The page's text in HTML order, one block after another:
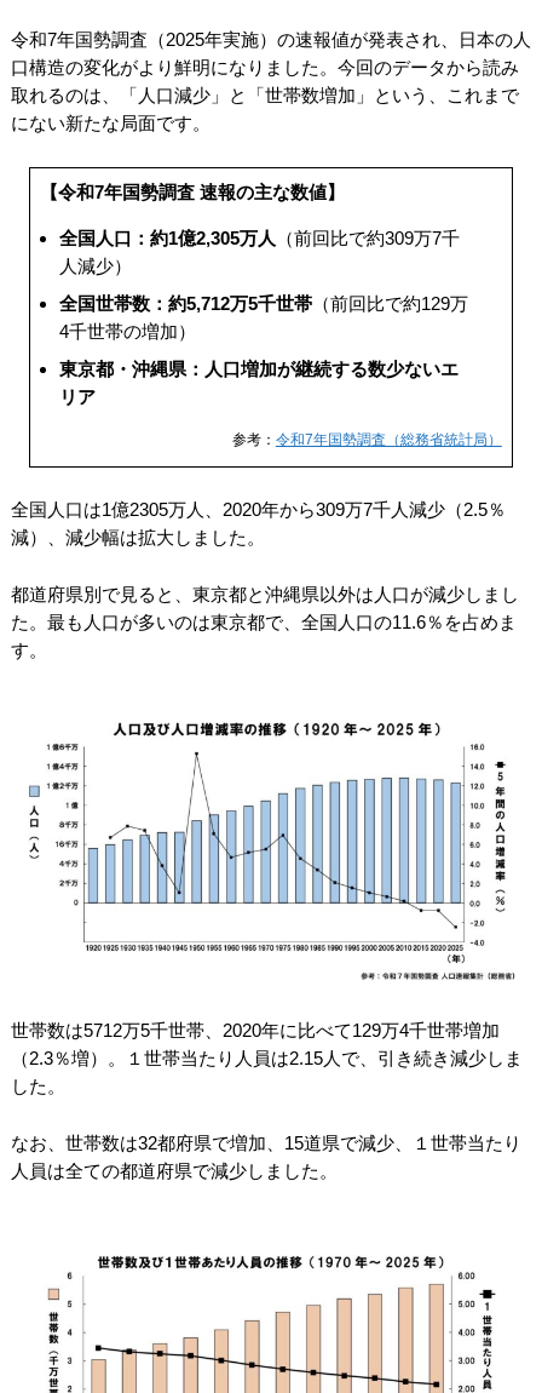
令和7年国勢調査（2025年実施）の速報値が発表され、日本の人
口構造の変化がより鮮明になりました。今回のデータから読み
取れるのは、「人口減少」と「世帯数増加」という、これまで
にない新たな局面です。
【令和7年国勢調査 速報の主な数値】
全国人口：約1億2,305万人 （前回比で約309万7千
人減少）
全国世帯数：約5,712万5千世帯（前回比で約129万
4千世帯の増加）
東京都・沖縄県：人口増加が継続する数少ないエ
リア
参考： 令和7年国勢調査（総務省統計局）
全国人口は1億2305万人、2020年から309万7千人減少（2.5％
減）、減少幅は拡大しました。
都道府県別で見ると、東京都と沖縄県以外は人口が減少しまし
た。最も人口が多いのは東京都で、全国人口の11.6％を占めま
す。
世帯数は5712万5千世帯、2020年に比べて129万4千世帯増加
（2.3％増）。１世帯当たり人員は2.15人で、引き続き減少しま
した。
なお、世帯数は32都府県で増加、15道県で減少、１世帯当たり
人員は全ての都道府県で減少しました。